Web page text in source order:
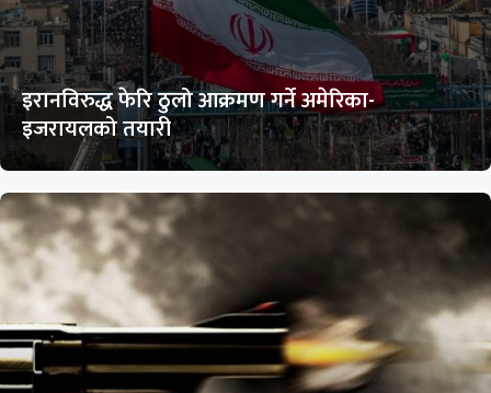
इरानविरुद्ध फेरि ठुलो आक्रमण गर्ने अमेरिका-
इजरायलको तयारी